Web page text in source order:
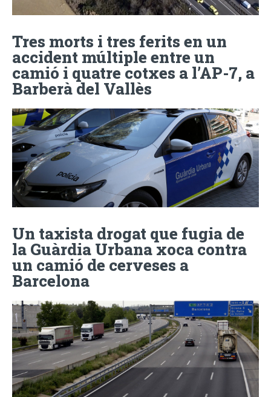
Tres morts i tres ferits en un
accident múltiple entre un
camió i quatre cotxes a l’AP-7, a
Barberà del Vallès
Un taxista drogat que fugia de
la Guàrdia Urbana xoca contra
un camió de cerveses a
Barcelona